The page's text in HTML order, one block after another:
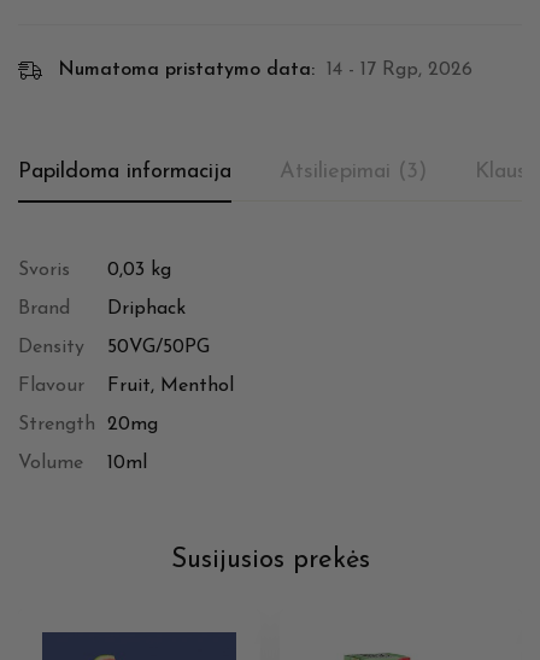
Numatoma pristatymo data: 14 - 17 Rgp, 2026
Papildoma informacija Atsiliepimai (3)
Svoris
0,03 kg
Brand
Driphack
Density
50VG/50PG
Flavour
Fruit, Menthol
Strength
20mg
Volume
10ml
Susijusios prekės